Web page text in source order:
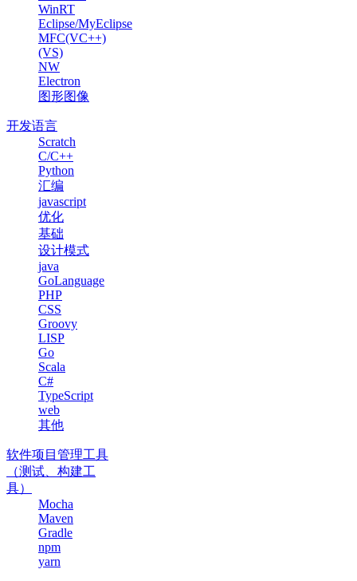
WinRT
Eclipse/MyEclipse
MFC(VC++)
(VS)
NW
Electron
图形图像
开发语言
Scratch
C/C++
Python
汇编
javascript
优化
基础
设计模式
java
GoLanguage
PHP
CSS
Groovy
LISP
Go
Scala
C#
TypeScript
web
其他
软件项目管理工具
（测试、构建工
具）
Mocha
Maven
Gradle
npm
yarn